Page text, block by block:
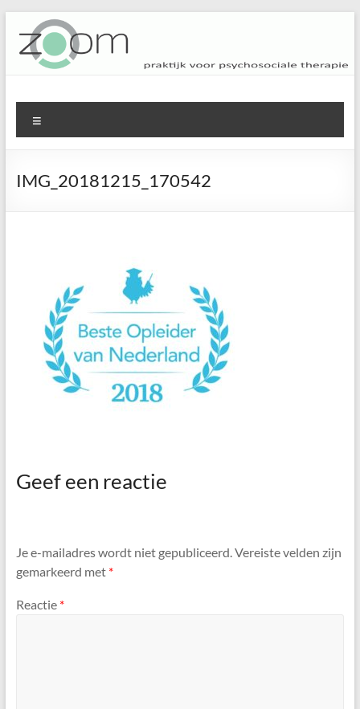
naar
inhoud
ZOOM
praktijk voor psychosociale therapie
IMG_20181215_170542
Geef een reactie
Je e-mailadres wordt niet gepubliceerd. Vereiste velden zijn
gemarkeerd met *
Reactie *